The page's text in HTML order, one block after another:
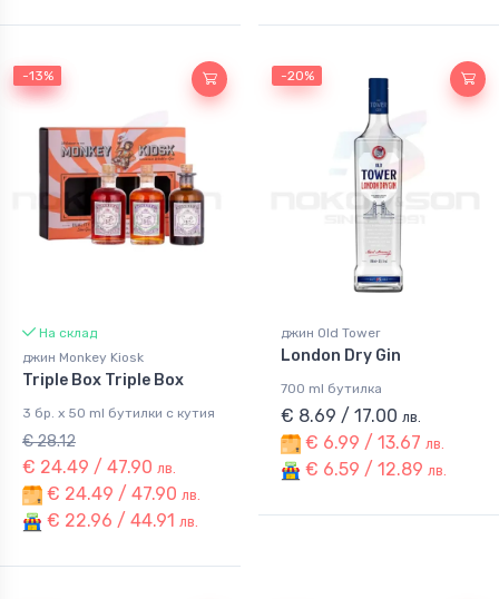
-13%
-13%
На склад
джин Monkey Kiosk
Triple Box Triple Box
3 бр. x 50 ml бутилки с кутия
€ 28.12
€ 24.49 / 47.90 лв.
€ 24.49 / 47.90 лв.
€ 22.96 / 44.91 лв.
-20%
джин Old Tower
London Dry Gin
700 ml бутилка
€ 8.69 / 17.00 лв.
€ 6.99 / 13.67 лв.
€ 6.59 / 12.89 лв.